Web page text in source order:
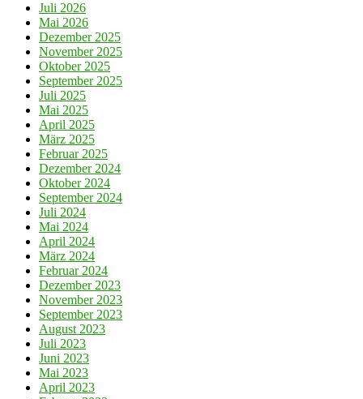
Juli 2026
Mai 2026
Dezember 2025
November 2025
Oktober 2025
September 2025
Juli 2025
Mai 2025
April 2025
März 2025
Februar 2025
Dezember 2024
Oktober 2024
September 2024
Juli 2024
Mai 2024
April 2024
März 2024
Februar 2024
Dezember 2023
November 2023
September 2023
August 2023
Juli 2023
Juni 2023
Mai 2023
April 2023